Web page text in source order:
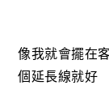
像我就會擺在
個延長線就好